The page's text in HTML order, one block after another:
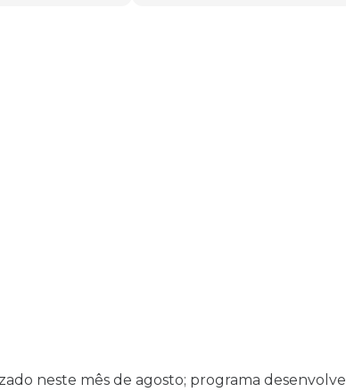
neste mês de agosto; programa